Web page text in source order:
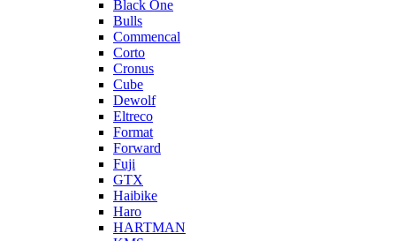
Black One
Bulls
Commencal
Corto
Cronus
Cube
Dewolf
Eltreco
Format
Forward
Fuji
GTX
Haibike
Haro
HARTMAN